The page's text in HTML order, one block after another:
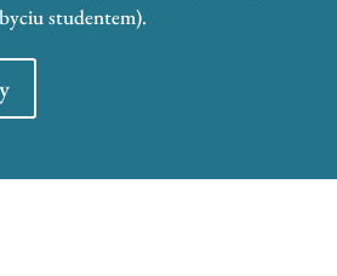
studentem).